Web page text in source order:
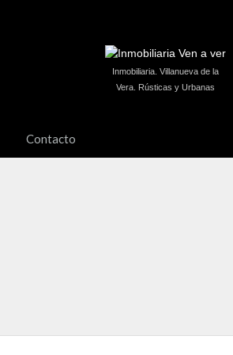
Inmobiliaria. Villanueva de la
Vera. Rústicas y Urbanas
Contacto